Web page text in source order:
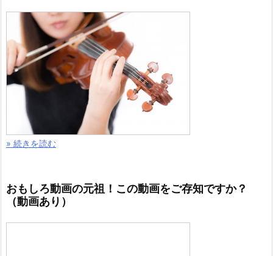
» 続きを読む
おもしろ動画の元祖！この動画をご存知ですか？
（動画あり）